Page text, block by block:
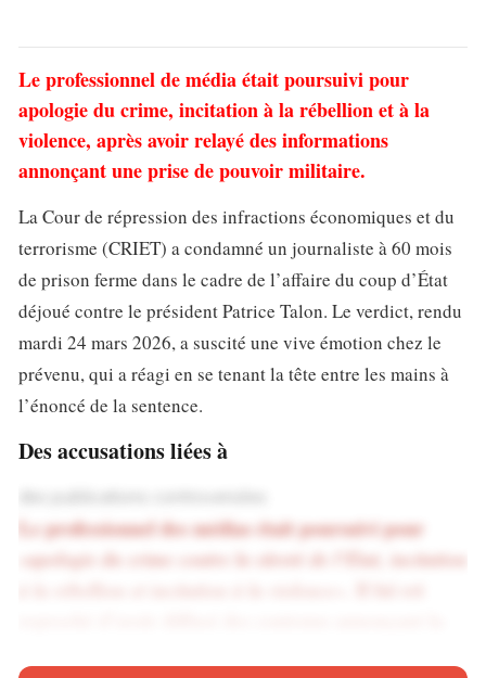
Le professionnel de média était poursuivi pour
apologie du crime, incitation à la rébellion et à la
violence, après avoir relayé des informations
annonçant une prise de pouvoir militaire.
La Cour de répression des infractions économiques et du
terrorisme (CRIET) a condamné un journaliste à 60 mois
de prison ferme dans le cadre de l’affaire du coup d’État
déjoué contre le président Patrice Talon. Le verdict, rendu
mardi 24 mars 2026, a suscité une vive émotion chez le
prévenu, qui a réagi en se tenant la tête entre les mains à
l’énoncé de la sentence.
Des accusations liées à
Le professionnel des médias était poursuivi pour
«apologie du crime contre la sûreté de l’État, incitation